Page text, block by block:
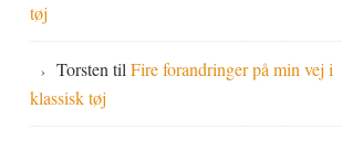
tøj
Torsten til Fire forandringer på min vej i
klassisk tøj